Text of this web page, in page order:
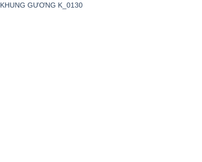
KHUNG GƯƠNG K_0130